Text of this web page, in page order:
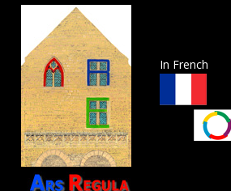
In French